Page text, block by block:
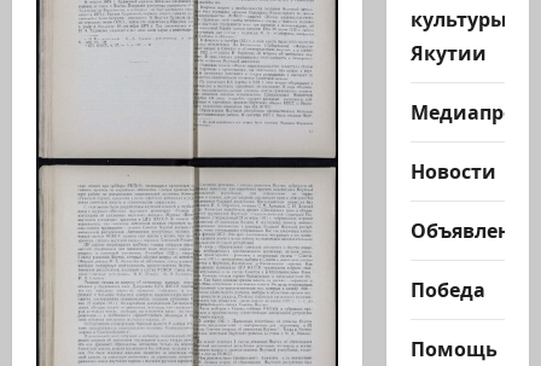
культуры
Якутии
Новости
Объявления
Победа
Помощь